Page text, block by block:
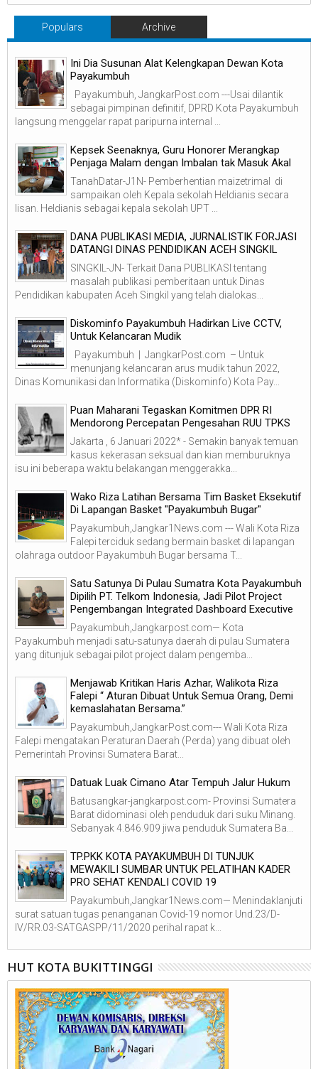
Populars Archive
Ini Dia Susunan Alat Kelengkapan Dewan Kota
Payakumbuh
Payakumbuh, JangkarPost.com ---Usai dilantik
sebagai pimpinan definitif, DPRD Kota Payakumbuh
langsung menggelar rapat paripurna internal ...
Kepsek Seenaknya, Guru Honorer Merangkap
Penjaga Malam dengan Imbalan tak Masuk Akal
TanahDatar-J1N- Pemberhentian maizetrimal di
sampaikan oleh Kepala sekolah Heldianis secara
lisan. Heldianis sebagai kepala sekolah UPT ...
DANA PUBLIKASI MEDIA, JURNALISTIK FORJASI
DATANGI DINAS PENDIDIKAN ACEH SINGKIL
SINGKIL-JN- Terkait Dana PUBLIKASI tentang
masalah publikasi pemberitaan untuk Dinas
Pendidikan kabupaten Aceh Singkil yang telah dialokas...
Diskominfo Payakumbuh Hadirkan Live CCTV,
Untuk Kelancaran Mudik
Payakumbuh | JangkarPost.com – Untuk
menunjang kelancaran arus mudik tahun 2022,
Dinas Komunikasi dan Informatika (Diskominfo) Kota Pay...
Puan Maharani Tegaskan Komitmen DPR RI
Mendorong Percepatan Pengesahan RUU TPKS
Jakarta , 6 Januari 2022* - Semakin banyak temuan
kasus kekerasan seksual dan kian memburuknya
isu ini beberapa waktu belakangan menggerakka...
Wako Riza Latihan Bersama Tim Basket Eksekutif
Di Lapangan Basket "Payakumbuh Bugar"
Payakumbuh,Jangkar1News.com --- Wali Kota Riza
Falepi terciduk sedang bermain basket di lapangan
olahraga outdoor Payakumbuh Bugar bersama T...
Satu Satunya Di Pulau Sumatra Kota Payakumbuh
Dipilih PT. Telkom Indonesia, Jadi Pilot Project
Pengembangan Integrated Dashboard Executive
Payakumbuh,Jangkarpost.com— Kota
Payakumbuh menjadi satu-satunya daerah di pulau Sumatera
yang ditunjuk sebagai pilot project dalam pengemba...
Menjawab Kritikan Haris Azhar, Walikota Riza
Falepi “ Aturan Dibuat Untuk Semua Orang, Demi
kemaslahatan Bersama.”
Payakumbuh,JangkarPost.com--- Wali Kota Riza
Falepi mengatakan Peraturan Daerah (Perda) yang dibuat oleh
Pemerintah Provinsi Sumatera Barat...
Datuak Luak Cimano Atar Tempuh Jalur Hukum
Batusangkar-jangkarpost.com- Provinsi Sumatera
Barat didominasi oleh penduduk dari suku Minang.
Sebanyak 4.846.909 jiwa penduduk Sumatera Ba...
TP.PKK KOTA PAYAKUMBUH DI TUNJUK
MEWAKILI SUMBAR UNTUK PELATIHAN KADER
PRO SEHAT KENDALI COVID 19
Payakumbuh,Jangkar1News.com— Menindaklanjuti
surat satuan tugas penanganan Covid-19 nomor Und.23/D-
IV/RR.03-SATGASPP/11/2020 perihal rapat k...
HUT KOTA BUKITTINGGI